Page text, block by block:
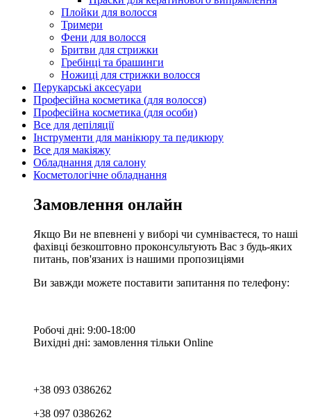
Плойки для волосся
Тримери
Фени для волосся
Бритви для стрижки
Гребінці та брашинги
Ножиці для стрижки волосся
Перукарські аксесуари
Професійна косметика (для волосся)
Професійна косметика (для особи)
Все для депіляції
Інструменти для манікюру та педикюру
Все для макіяжу
Обладнання для салону
Косметологічне обладнання
Замовлення онлайн
Якщо Ви не впевнені у виборі чи сумніваєтеся, то наші
фахівці безкоштовно проконсультують Вас з будь-яких
питань, пов'язаних із нашими пропозиціями
Ви завжди можете поставити запитання по телефону:
Робочі дні: 9:00-18:00
Вихідні дні: замовлення тільки Online
+38 093 0386262
+38 097 0386262